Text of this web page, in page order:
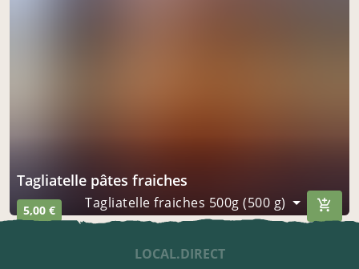
tagliatelle pâtes fraiches
5,00 € Tagliatelle fraiches 500g (500 g)
LOCAL.DIRECT